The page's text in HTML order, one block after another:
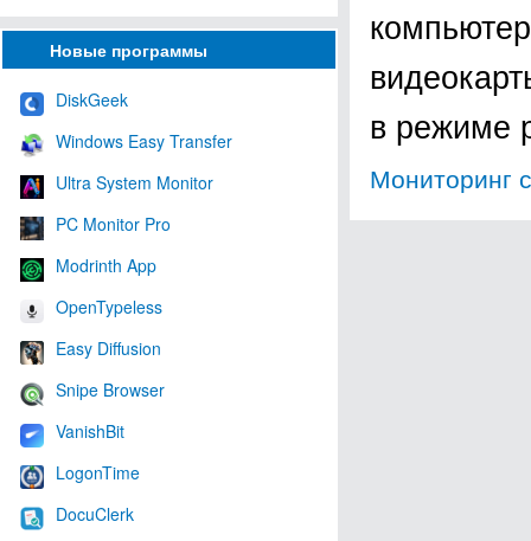
Новые программы
DiskGeek
Windows Easy Transfer
Ultra System Monitor
PC Monitor Pro
Modrinth App
OpenTypeless
Easy Diffusion
Snipe Browser
VanishBit
LogonTime
DocuClerk
в режиме
Мониторинг